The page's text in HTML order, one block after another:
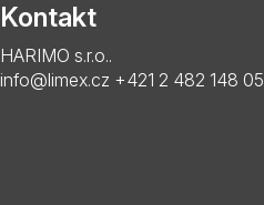
Kontakt
HARIMO s.r.o..
info@limex.cz +421 2 482 148 05